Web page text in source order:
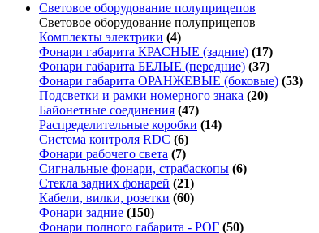
Световое оборудование полуприцепов
Световое оборудование полуприцепов
Комплекты электрики (4)
Фонари габарита КРАСНЫЕ (задние) (17)
Фонари габарита БЕЛЫЕ (передние) (37)
Фонари габарита ОРАНЖЕВЫЕ (боковые) (53)
Подсветки и рамки номерного знака (20)
Байонетные соединения (47)
Распределительные коробки (14)
Система контроля RDC (6)
Фонари рабочего света (7)
Сигнальные фонари, страбаскопы (6)
Стекла задних фонарей (21)
Кабели, вилки, розетки (60)
Фонари задние (150)
Фонари полного габарита - РОГ (50)